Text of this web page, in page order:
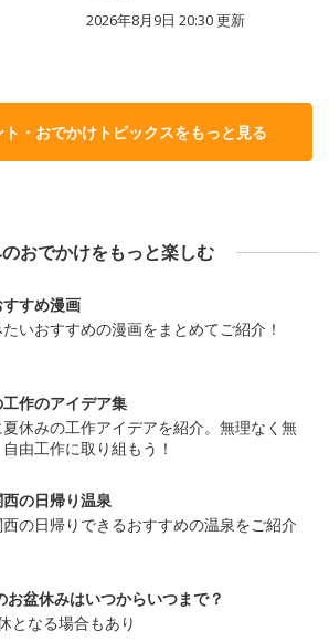
2026年8月9日 20:30更新
・おでかけトピックスをもっと見る
おでかけをもっと楽しむ
すめ漫画
いおすすめの漫画をまとめてご紹介！
作のアイデア集
休みの工作アイデアを紹介。無理なく無
由工作に取り組もう！
の日帰り温泉
の日帰りできるおすすめの温泉をご紹介
お盆休みはいつからいつまで？
となる場合もあり